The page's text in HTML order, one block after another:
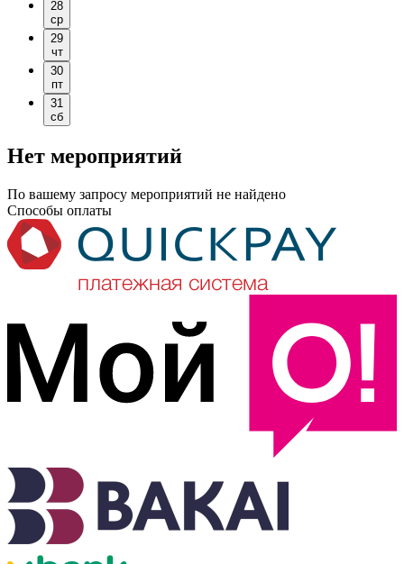
28
ср
29
чт
30
пт
31
сб
Нет мероприятий
По вашему запросу мероприятий не найдено
Способы оплаты